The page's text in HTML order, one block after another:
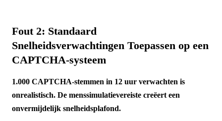
Fout 2: Standaard
Snelheidsverwachtingen Toepassen op een
CAPTCHA-systeem
1.000 CAPTCHA-stemmen in 12 uur verwachten is
onrealistisch. De menssimulatievereiste creëert een
onvermijdelijk snelheidsplafond.